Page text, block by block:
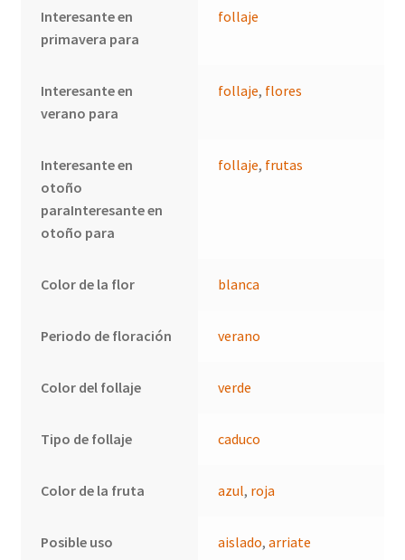
Interesante en
primavera para
follaje
Interesante en
verano para
follaje, flores
Interesante en
otoño
paraInteresante en
otoño para
follaje, frutas
Color de la flor blanca
Periodo de floración verano
Color del follaje verde
Tipo de follaje caduco
Color de la fruta azul, roja
Posible uso aislado,arriate